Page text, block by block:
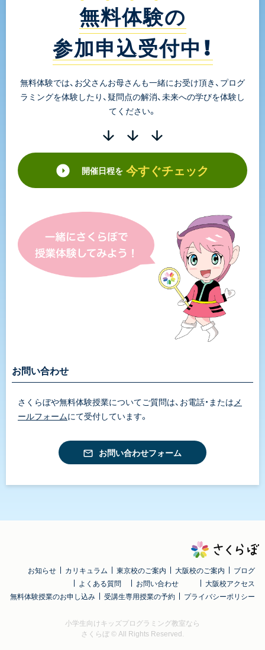
無料体験の
参加申込受付中！
無料体験では、お父さんお母さんも一緒にお受け頂き、プログ
ラミングを体験したり、疑問点の解消、未来への学びを体験し
てください。
開催日程を 今すぐチェック
お問い合わせ
さくらぼや無料体験授業についてご質問は、お電話・または メ
ールフォームにて受付しています。
お問い合わせフォーム
お知らせ カリキュラム 東京校のご案内 大阪校のご案内
ブログ
よくある質問
お問い合わせ
大阪校アクセス
無料体験授業のお申し込み
受講生専用授業の予約 プライバシーポリシー
小学生向けキッズプログラミング教室なら
さくらぼ© All Rights Reserved.